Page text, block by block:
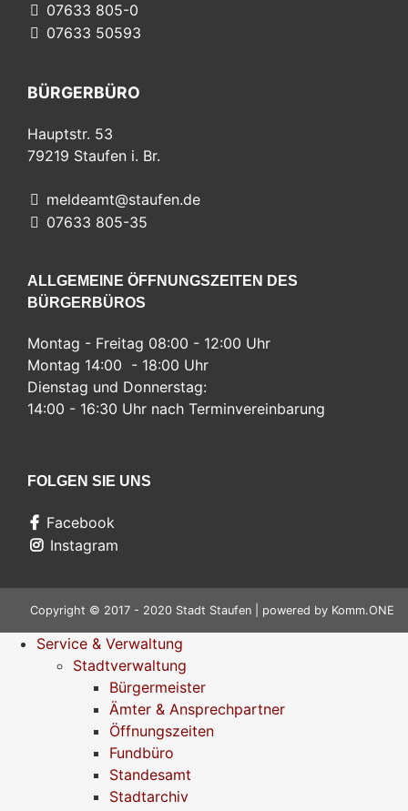
07633 805-0
07633 50593
BÜRGERBÜRO
Hauptstr. 53
79219 Staufen i. Br.
meldeamt@staufen.de
07633 805-35
ALLGEMEINE ÖFFNUNGSZEITEN DES
BÜRGERBÜROS
Montag - Freitag 08:00 - 12:00 Uhr
Montag 14:00 - 18:00 Uhr
Dienstag und Donnerstag:
14:00 - 16:30 Uhr nach Terminvereinbarung
FOLGEN SIE UNS
Facebook
Instagram
Copyright © 2017 - 2020 Stadt Staufen | powered by Komm.ONE
Service & Verwaltung
Stadtverwaltung
Bürgermeister
Ämter & Ansprechpartner
Öffnungszeiten
Fundbüro
Standesamt
Stadtarchiv